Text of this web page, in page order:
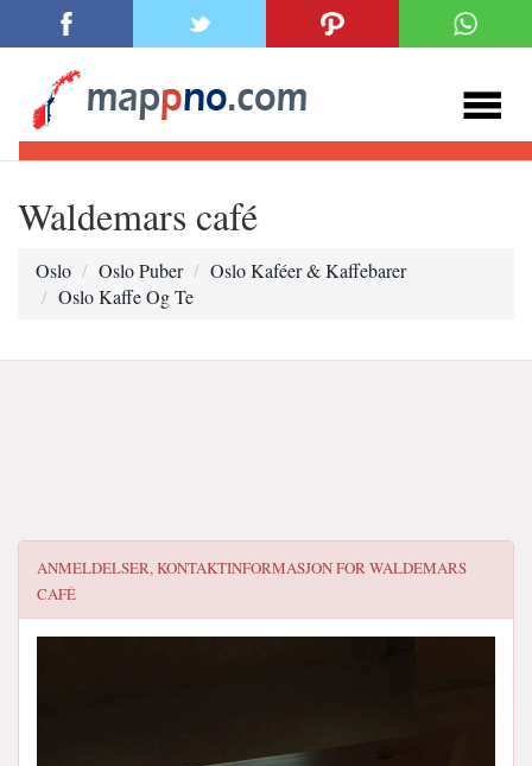
Waldemars café
Oslo Oslo Puber
Oslo Kaféer & Kaffebarer
Oslo Kaffe Og Te
ANMELDELSER, KONTAKTINFORMASJON FORWALDEMARS
CAFÉ